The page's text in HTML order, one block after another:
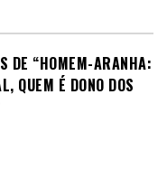
DE “HOMEM-ARANHA:
QUEM É DONO DOS